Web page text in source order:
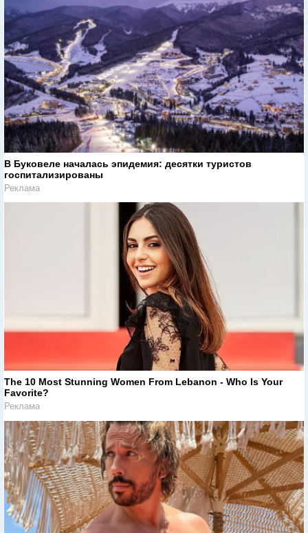
В Буковеле началась эпидемия: десятки туристов
госпитализированы
Реклама
The 10 Most Stunning Women From Lebanon - Who Is Your
Favorite?
Реклама